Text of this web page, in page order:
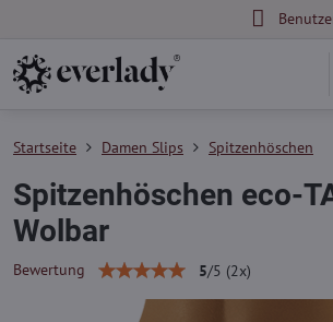
Startseite Damen Slips Spitzenhöschen
Spitzenhöschen eco-
Wolbar
Bewertung 5/5 (2x)